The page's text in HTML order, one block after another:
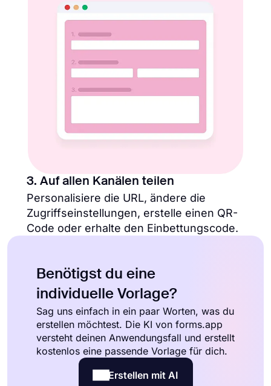
3. Auf allen Kanälen teilen
Personalisiere die URL, ändere die
Zugriffseinstellungen, erstelle einen QR-
Code oder erhalte den Einbettungscode.
Benötigst du eine
individuelle Vorlage?
Sag uns einfach in ein paar Worten, was du
erstellen möchtest. Die KI von forms.app
versteht deinen Anwendungsfall und erstellt
kostenlos eine passende Vorlage für dich.
Erstellen mit AI